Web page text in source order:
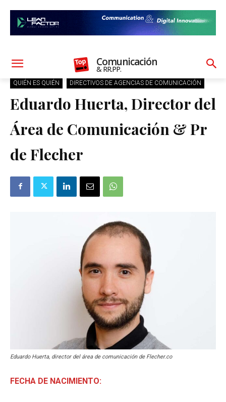
Comunicación
& RR.PP.
QUIÉN ES QUIÉN DIRECTIVOS DE AGENCIAS DE COMUNICACIÓN
Eduardo Huerta, Director del
Área de Comunicación & Pr
de Flecher
Eduardo Huerta, director del área de comunicación de Flecher.co
FECHA DE NACIMIENTO: